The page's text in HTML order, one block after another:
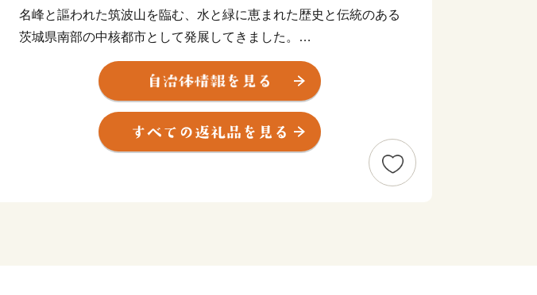
名峰と謳われた筑波山を臨む、水と緑に恵まれた歴史と伝統のある
茨城県南部の中核都市として発展してきました。
現在は、日本三大花火の一つでもあり、花火師が日本一をかけて腕
を競う「土浦全国花火競技大会」や国内屈指の市民マラソンとなり
ました「かすみがうらマラソン兼国際盲人マラソン」、全国各地の
ご当地カレーを集めた「カレーフェスティバル」など特色あるイベ